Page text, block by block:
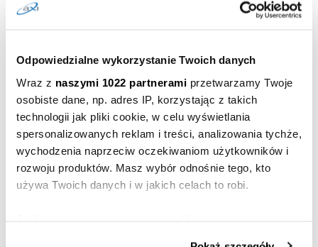
Odpowiedzialne wykorzystanie Twoich danych
Wraz z naszymi 1022 partnerami przetwarzamy Twoje
osobiste dane, np. adres IP, korzystając z takich
technologii jak pliki cookie, w celu wyświetlania
spersonalizowanych reklam i treści, analizowania tychże,
wychodzenia naprzeciw oczekiwaniom użytkowników i
rozwoju produktów. Masz wybór odnośnie tego, kto
używa Twoich danych i w jakich celach to robi.
PODAJESZ ADRES, POD KTÓRYM ZASTANIE
Taki sam jak adres zameldowania
Taki sam jak adres korespondencyjny
Miasto
Kod